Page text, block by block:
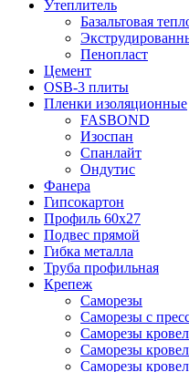
Утеплитель
Базальтовая
Пенопласт
Цемент
OSB-3 плиты
Пленки изоляционные
FASBOND
Изоспан
Спанлайт
Ондутис
Фанера
Гипсокартон
Профиль 60х27
Подвес прямой
Гибка металла
Труба профильная
Крепеж
Саморезы
Саморезы с
Саморезы
Саморезы
Саморезы